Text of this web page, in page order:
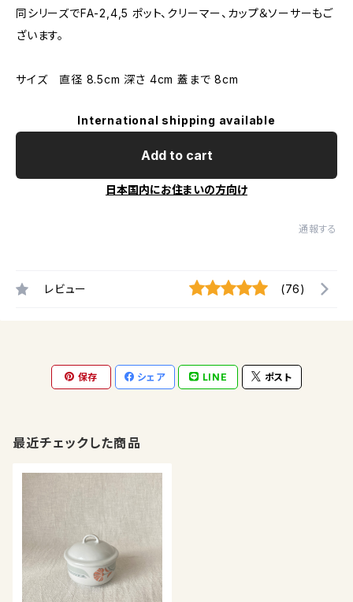
同シリーズでFA-2,4,5 ポット、クリーマー、カップ＆ソーサーもご
ざいます。
サイズ 直径 8.5cm 深さ 4cm 蓋まで 8cm
International shipping available
Add to cart
日本国内にお住まいの方向け
通報する
レビュー (76)
保存 シェア LINE ポスト
最近チェックした商品